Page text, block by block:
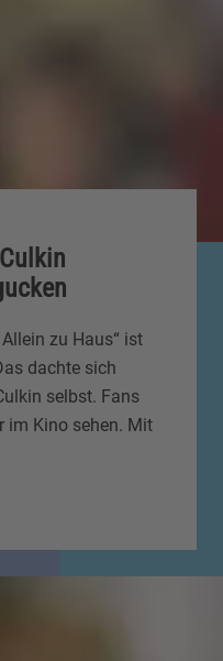
zu Haus“ ist
dachte sich
selbst. Fans
im Kino sehen. Mit